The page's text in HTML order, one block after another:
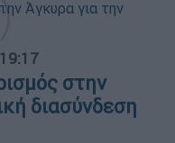
στην
διασύνδεση